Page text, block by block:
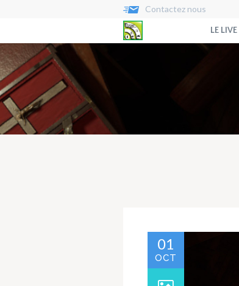
Contactez nous
LE LIVE
01
OCT